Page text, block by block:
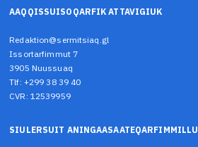
AAQQISSUISOQARFIK ATTAVIGIUK
Redaktion@sermitsiaq.gl
Issortarfimmut 7
3905 Nuussuaq
Tlf: +299 38 39 40
CVR: 12539959
SIULERSUIT ANINGAASAATEQARFIMMILLU